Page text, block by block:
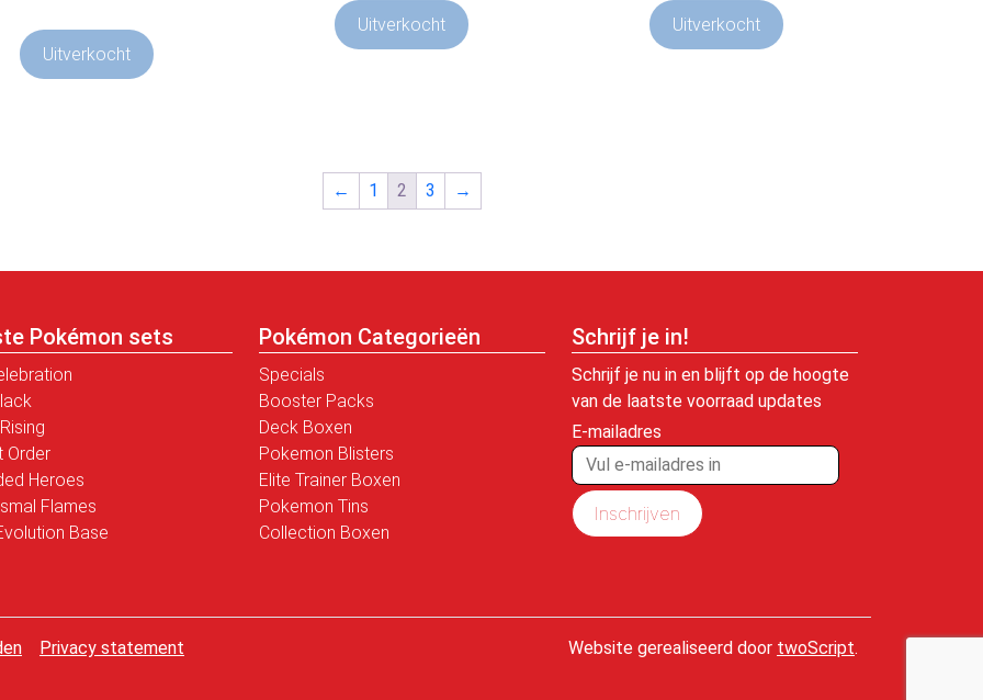
Uitverkocht
Uitverkocht Uitverkocht
← 1 2 3 →
Pokémon sets
Order
Heroes
Flames
Base
Pokémon Categorieën
Specials
Booster Packs
Deck Boxen
Pokemon Blisters
Elite Trainer Boxen
Pokemon Tins
Collection Boxen
Schrijf je in!
Schrijf je nu in en blijft op de hoogte
van de laatste voorraad updates
E-mailadres
Inschrijven
Privacy statement Website gerealiseerd door twoScript.